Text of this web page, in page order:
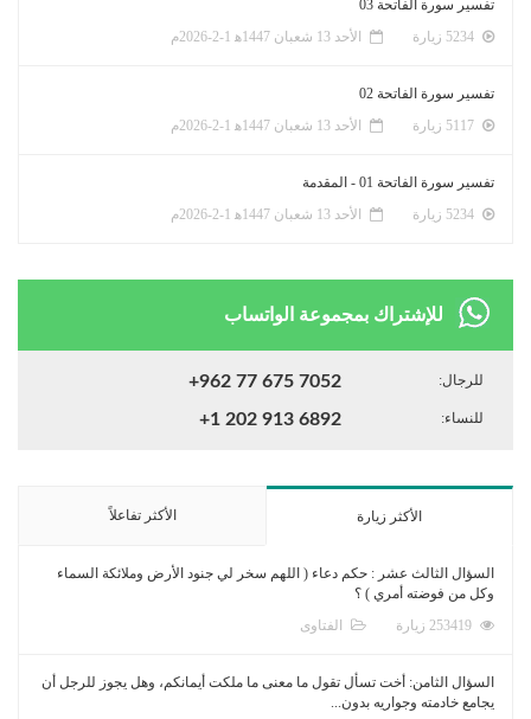
تفسير سورة الفاتحة 03
الأحد 13 شعبان 1447ﻫ 1-2-2026م
تفسير سورة الفاتحة 02
الأحد 13 شعبان 1447ﻫ 1-2-2026م
تفسير سورة الفاتحة 01 - المقدمة
الأحد 13 شعبان 1447ﻫ 1-2-2026م
للإشتراك بمجموعة الواتساب
للرجال: +962 77 675 7052
للنساء: +1 202 913 6892
الأكثر زيارة الأكثر تفاعلاً
السؤال الثالث عشر : حكم دعاء ( اللهم سخر لي جنود الأرض وملائكة السماء
وكل من فوضته أمري ) ؟
الفتاوى
السؤال الثامن: أخت تسأل تقول ما معنى ما ملكت أيمانكم، وهل يجوز للرجل أن
يجامع خادمته وجواريه بدون...